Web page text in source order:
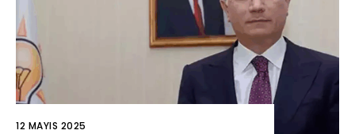
12 MAYIS 2025